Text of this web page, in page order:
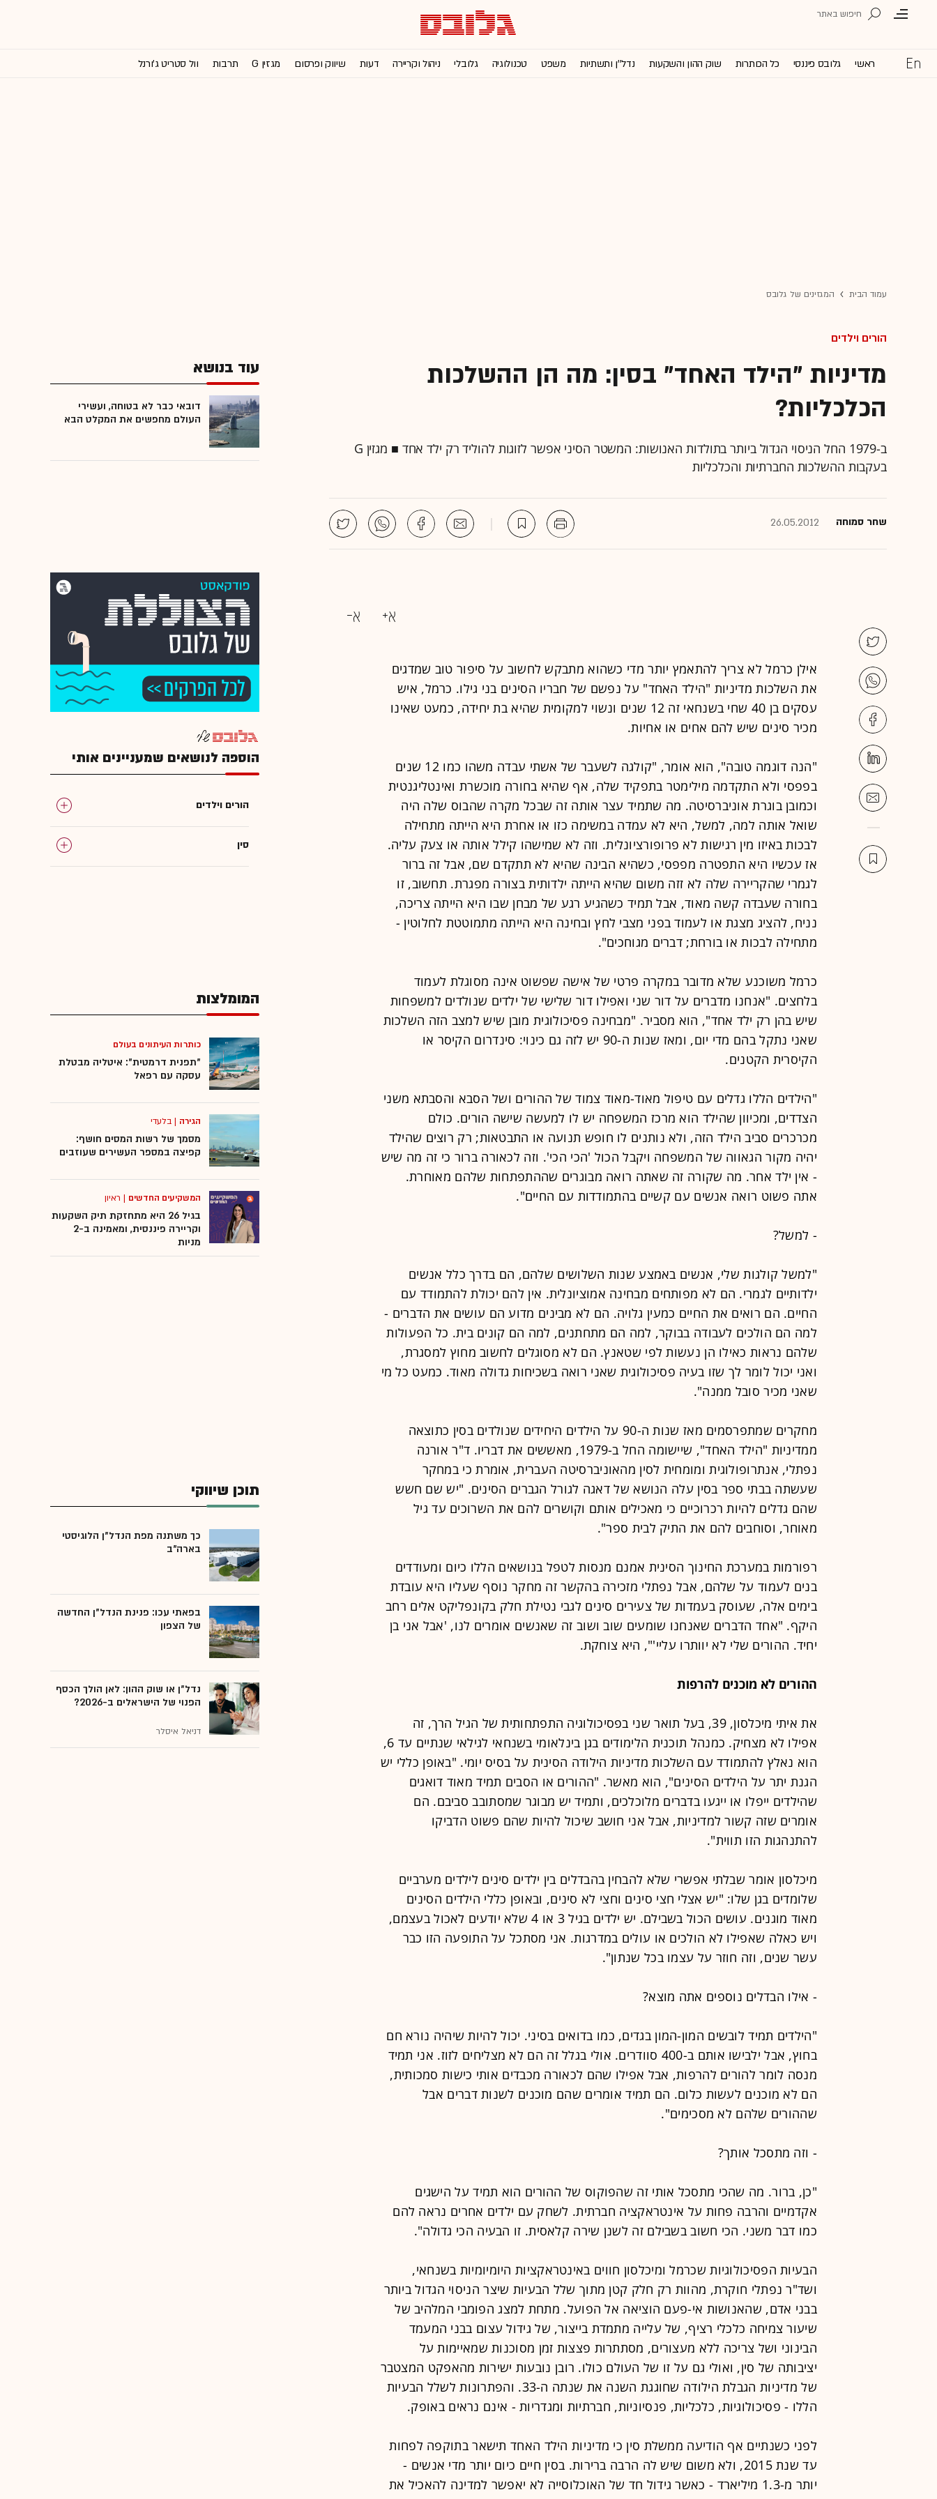
ראשי גלובס פיננסי כל הכותרות שוק ההון והשקעות נדל''ן ותשתיות משפט טכנולוגיה גלובלי ניהול וקריירה דעות שיווק ופרסום מגזין G תרבות וול סטריט ג'ורנל
עמוד הבית המגזינים של גלובס
הורים וילדים
מדיניות "הילד האחד" בסין: מה הן ההשלכות
הכלכליות?
ב-1979 החל הניסוי הגדול ביותר בתולדות האנושות: המשטר הסיני אפשר לזוגות להוליד רק ילד אחד ■ מגזין G
בעקבות ההשלכות החברתיות והכלכליות
שחר סמוחה 26.05.2012
אילן כרמל לא צריך להתאמץ יותר מדי כשהוא מתבקש לחשוב על סיפור טוב שמדגים
את השלכות מדיניות "הילד האחד" על נפשם של חבריו הסינים בני גילו. כרמל, איש
עסקים בן 40 שחי בשנחאי זה 12 שנים ונשוי למקומית שהיא בת יחידה, כמעט שאינו
מכיר סינים שיש להם אחים או אחיות.
"הנה דוגמה טובה", הוא אומר, "קולגה לשעבר של אשתי עבדה משהו כמו 12 שנים
בפפסי ולא התקדמה מילימטר בתפקיד שלה, אף שהיא בחורה מוכשרת ואינטליגנטית
וכמובן בוגרת אוניברסיטה. מה שתמיד עצר אותה זה שבכל מקרה שהבוס שלה היה
שואל אותה למה, למשל, היא לא עמדה במשימה כזו או אחרת היא הייתה מתחילה
לבכות באיזו מין רגישות לא פרופורציונלית. וזה לא שמישהו קילל אותה או צעק עליה.
אז עכשיו היא התפטרה מפפסי, כשהיא הבינה שהיא לא תתקדם שם, אבל זה ברור
לגמרי שהקריירה שלה לא זזה משום שהיא הייתה ילדותית בצורה מפגרת. תחשוב, זו
בחורה שעבדה קשה מאוד, אבל תמיד כשהגיע רגע של מבחן שבו היא הייתה צריכה,
נניח, להציג מצגת או לעמוד בפני מצבי לחץ ובחינה היא הייתה מתמוטטת לחלוטין -
מתחילה לבכות או בורחת; דברים מגוחכים".
כרמל משוכנע שלא מדובר במקרה פרטי של אישה שפשוט אינה מסוגלת לעמוד
בלחצים. "אנחנו מדברים על דור שני ואפילו דור שלישי של ילדים שנולדים למשפחות
שיש בהן רק ילד אחד", הוא מסביר. "מבחינה פסיכולוגית מובן שיש למצב הזה השלכות
שאני נתקל בהם מדי יום, ומאז שנות ה-90 יש לזה גם כינוי: סינדרום הקיסר או
הקיסרית הקטנים.
"הילדים הללו גדלים עם טיפול מאוד-מאוד צמוד של ההורים ושל הסבא והסבתא משני
הצדדים, ומכיוון שהילד הוא מרכז המשפחה יש לו למעשה שישה הורים. כולם
מכרכרים סביב הילד הזה, ולא נותנים לו חופש תנועה או התבטאות; רק רוצים שהילד
יהיה מקור הגאווה של המשפחה ויקבל הכול 'הכי הכי'. וזה לכאורה ברור כי זה מה שיש
- אין ילד אחר. מה שקורה זה שאתה רואה מבוגרים שההתפתחות שלהם מאוחרת.
אתה פשוט רואה אנשים עם קשיים בהתמודדות עם החיים".
- למשל?
"למשל קולגות שלי, אנשים באמצע שנות השלושים שלהם, הם בדרך כלל אנשים
ילדותיים לגמרי. הם לא מפותחים מבחינה אמוציונלית. אין להם יכולת להתמודד עם
החיים. הם רואים את החיים כמעין גלויה. הם לא מבינים מדוע הם עושים את הדברים -
למה הם הולכים לעבודה בבוקר, למה הם מתחתנים, למה הם קונים בית. כל הפעולות
שלהם נראות כאילו הן נעשות לפי שטאנץ. הם לא מסוגלים לחשוב מחוץ למסגרת,
ואני יכול לומר לך שזו בעיה פסיכולוגית שאני רואה בשכיחות גדולה מאוד. כמעט כל מי
שאני מכיר סובל ממנה".
מחקרים שמתפרסמים מאז שנות ה-90 על הילדים היחידים שנולדים בסין כתוצאה
ממדיניות "הילד האחד", שיישומה החל ב-1979, מאששים את דבריו. ד"ר אורנה
נפתלי, אנתרופולוגית ומומחית לסין מהאוניברסיטה העברית, אומרת כי במחקר
שעשתה בבתי ספר בסין עלה הנושא של דאגה לגורל הגברים הסינים. "יש שם חשש
שהם גדלים להיות רכרוכיים כי מאכילים אותם וקושרים להם את השרוכים עד גיל
מאוחר, וסוחבים להם את התיק לבית ספר".
רפורמות במערכת החינוך הסינית אמנם מנסות לטפל בנושאים הללו כיום ומעודדים
בנים לעמוד על שלהם, אבל נפתלי מזכירה בהקשר זה מחקר נוסף שעליו היא עובדת
בימים אלה, שעוסק בעמדות של צעירים סינים לגבי נטילת חלק בקונפליקט אלים רחב
היקף. "אחד הדברים שאנחנו שומעים שוב ושוב זה שאנשים אומרים לנו, 'אבל אני בן
יחיד. ההורים שלי לא יוותרו עליי'", היא צוחקת.
ההורים לא מוכנים להרפות
את איתי מיכלסון, 39, בעל תואר שני בפסיכולוגיה התפתחותית של הגיל הרך, זה
אפילו לא מצחיק. כמנהל תוכנית הלימודים בגן בינלאומי בשנחאי לגילאי שנתיים עד 6,
הוא נאלץ להתמודד עם השלכות מדיניות הילודה הסינית על בסיס יומי. "באופן כללי יש
הגנת יתר על הילדים הסינים", הוא מאשר. "ההורים או הסבים תמיד מאוד דואגים
שהילדים ייפלו או ייגעו בדברים מלוכלכים, ותמיד יש מבוגר שמסתובב סביבם. הם
אומרים שזה קשור למדיניות, אבל אני חושב שיכול להיות שהם פשוט הדביקו
להתנהגות הזו תווית".
מיכלסון אומר שבלתי אפשרי שלא להבחין בהבדלים בין ילדים סינים לילדים מערביים
שלומדים בגן שלו: "יש אצלי חצי סינים וחצי לא סינים, ובאופן כללי הילדים הסינים
מאוד מוגנים. עושים הכול בשבילם. יש ילדים בגיל 3 או 4 שלא יודעים לאכול בעצמם,
ויש כאלה שאפילו לא הולכים או עולים במדרגות. אני מסתכל על התופעה הזו כבר
עשר שנים, וזה חוזר על עצמו בכל שנתון".
- אילו הבדלים נוספים אתה מוצא?
"הילדים תמיד לובשים המון-המון בגדים, כמו בדואים בסיני. יכול להיות שיהיה נורא חם
בחוץ, אבל ילבישו אותם ב-400 סוודרים. אולי בגלל זה הם לא מצליחים לזוז. אני תמיד
מנסה לומר להורים להרפות, אבל אפילו שהם לכאורה מכבדים אותי כישות סמכותית,
הם לא מוכנים לעשות כלום. הם תמיד אומרים שהם מוכנים לשנות דברים אבל
שההורים שלהם לא מסכימים".
- וזה מתסכל אותך?
"כן, ברור. מה שהכי מתסכל אותי זה שהפוקוס של ההורים הוא תמיד על הישגים
אקדמיים והרבה פחות על אינטראקציה חברתית. לשחק עם ילדים אחרים נראה להם
כמו דבר משני. הכי חשוב בשבילם זה לשנן שירה קלאסית. זו הבעיה הכי גדולה".
הבעיות הפסיכולוגיות שכרמל ומיכלסון חווים באינטראקציות היומיומיות בשנחאי,
ושד"ר נפתלי חוקרת, מהוות רק חלק קטן מתוך שלל הבעיות שיצר הניסוי הגדול ביותר
בבני אדם, שהאנושות אי-פעם הוציאה אל הפועל. מתחת למצג הפומבי המלהיב של
שיעור צמיחה כלכלי רציף, של עלייה מתמדת בייצור, של גידול עצום בבני המעמד
הבינוני ושל צריכה ללא מעצורים, מסתתרות פצצות זמן מסוכנות שמאיימות על
יציבותה של סין, ואולי גם על זו של העולם כולו. רובן נובעות ישירות מהאפקט המצטבר
של מדיניות הגבלת הילודה שחוגגת השנה את שנתה ה-33. והפתרונות לשלל הבעיות
הללו - פסיכולוגיות, כלכליות, פנסיוניות, חברתיות ומגדריות - אינם נראים באופק.
לפני כשנתיים אף הודיעה ממשלת סין כי מדיניות הילד האחד תישאר בתוקפה לפחות
עד שנת 2015, ולא משום שיש לה הרבה ברירות. בסין חיים כיום יותר מדי אנשים -
יותר מ-1.3 מיליארד - כאשר גידול חד של האוכלוסייה לא יאפשר למדינה להאכיל את
עוד בנושא
דובאי כבר לא בטוחה, ועשירי
העולם מחפשים את המקלט הבא
הוספה לנושאים שמעניינים אותי
הורים וילדים
סין
המומלצות
כותרות העיתונים בעולם
"תפנית דרמטית": איטליה מבטלת
עסקה עם רפאל
הגירה |בלעדי
מסמך של רשות המסים חושף:
קפיצה במספר העשירים שעוזבים
המשקיעים החדשים | ראיון
בגיל 26 היא מתחזקת תיק השקעות
וקריירה פיננסית, ומאמינה ב-2
מניות
תוכן שיווקי
כך משתנה מפת הנדל"ן הלוגיסטי
בארה"ב
בפאתי עכו: פנינת הנדל"ן החדשה
של הצפון
נדל"ן או שוק ההון: לאן הולך הכסף
הפנוי של הישראלים ב-2026?
דניאל איסלר